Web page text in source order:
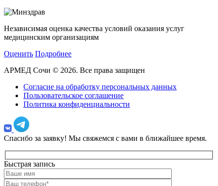
Независимая оценка качества условий оказания услуг
медицинским организациям
Оценить Подробнее
АРМЕД Сочи © 2026. Все права защищен
Согласие на обработку персональных данных
Пользовательское соглашение
Политика конфиденциальности
Спасибо за заявку! Мы свяжемся с вами в ближайшее время.
Быстрая запись